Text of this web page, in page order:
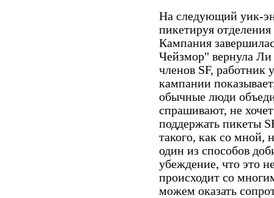
На следующий уик-
пикетируя
Кампания
Чейзмор" вернула
членов SF, работник
кампании
обычные люди
спрашивают, не
поддержать пикеты
такого, как со мной,
один из способов
убеждение, что это
происходит со
можем оказать